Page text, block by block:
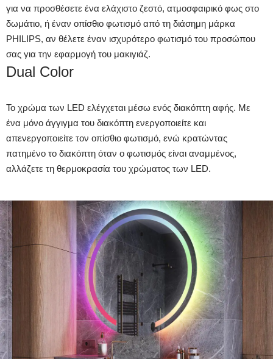
για να προσθέσετε ένα ελάχιστο ζεστό, ατμοσφαιρικό φως στο
δωμάτιο, ή έναν οπίσθιο φωτισμό από τη διάσημη μάρκα
PHILIPS, αν θέλετε έναν ισχυρότερο φωτισμό του προσώπου
σας για την εφαρμογή του μακιγιάζ.
Dual Color
Το χρώμα των LED ελέγχεται μέσω ενός διακόπτη αφής. Με
ένα μόνο άγγιγμα του διακόπτη ενεργοποιείτε και
απενεργοποιείτε τον οπίσθιο φωτισμό, ενώ κρατώντας
πατημένο το διακόπτη όταν ο φωτισμός είναι αναμμένος,
αλλάζετε τη θερμοκρασία του χρώματος των LED.